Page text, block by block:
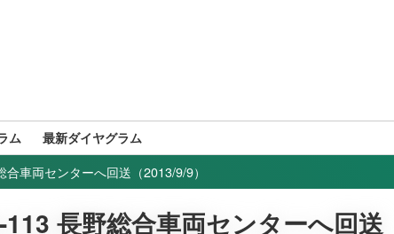
ム 最新ダイヤグラム
車両センターへ回送（2013/9/9）
長野総合車両センターへ回送